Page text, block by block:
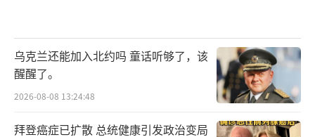
乌克兰还能加入北约吗 童话听够了，该
醒醒了。
2026-08-08 13:24:48
拜登癌症已扩散 总统健康引发政治变局